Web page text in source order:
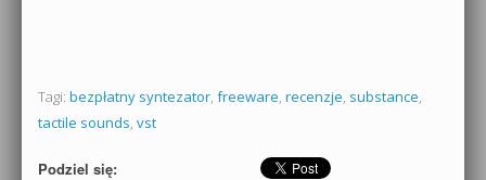
Tagi: bezpłatny syntezator, freeware, recenzje, substance,
tactile sounds, vst
Podziel się: